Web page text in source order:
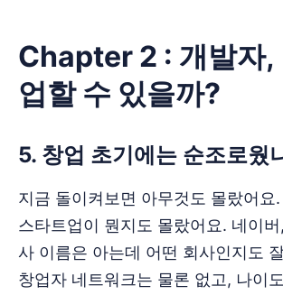
Chapter 2 : 개발자,
업할 수 있을까?
5. 창업 초기에는 순조로웠
지금 돌이켜보면 아무것도 몰랐어요
스타트업이 뭔지도 몰랐어요. 네이
사 이름은 아는데 어떤 회사인지도
창업자 네트워크는 물론 없고, 나이